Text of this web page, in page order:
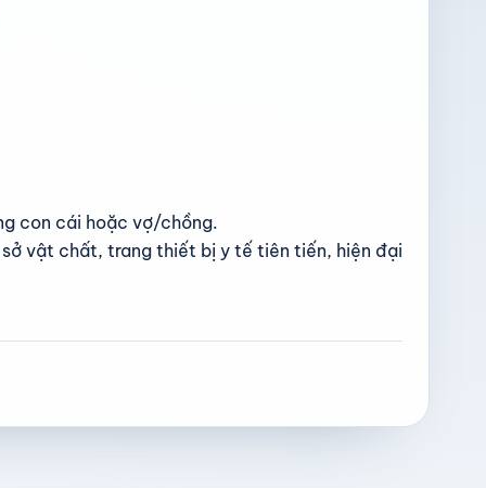
con cái hoặc vợ/chồng.
sở vật chất, trang thiết bị y tế tiên tiến, hiện đại